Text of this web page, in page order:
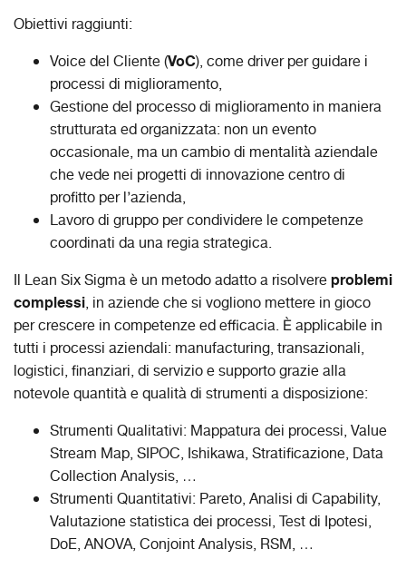
Obiettivi raggiunti:
Voice del Cliente (VoC), come driver per guidare i
processi di miglioramento,
Gestione del processo di miglioramento in maniera
strutturata ed organizzata: non un evento
occasionale, ma un cambio di mentalità aziendale
che vede nei progetti di innovazione centro di
profitto per l’azienda,
Lavoro di gruppo per condividere le competenze
coordinati da una regia strategica.
Il Lean Six Sigma è un metodo adatto a risolvereproblemi
complessi, in aziende che si vogliono mettere in gioco
per crescere in competenze ed efficacia. È applicabile in
tutti i processi aziendali: manufacturing, transazionali,
logistici, finanziari, di servizio e supporto grazie alla
notevole quantità e qualità di strumenti a disposizione:
Strumenti Qualitativi: Mappatura dei processi, Value
Stream Map, SIPOC, Ishikawa, Stratificazione, Data
Collection Analysis, …
Strumenti Quantitativi: Pareto, Analisi di Capability,
Valutazione statistica dei processi, Test di Ipotesi,
DoE, ANOVA, Conjoint Analysis, RSM, …